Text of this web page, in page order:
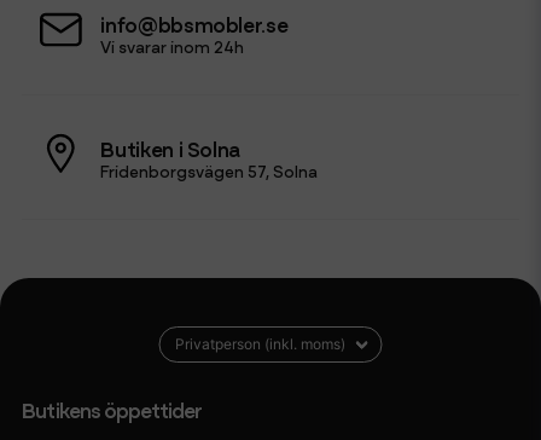
info@bbsmobler.se
Vi svarar inom 24h
Butiken i Solna
Fridenborgsvägen 57, Solna
Butikens öppettider